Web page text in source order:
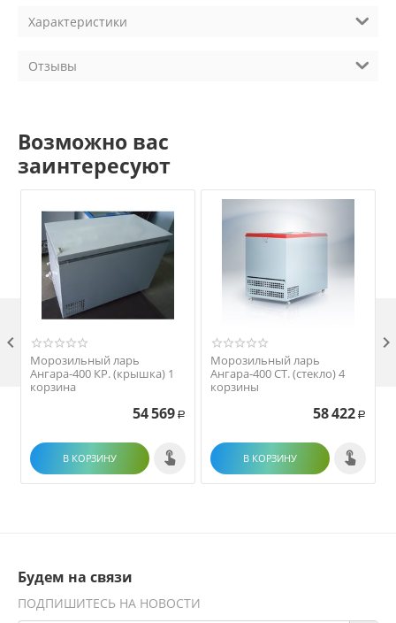
Характеристики
Отзывы
Возможно вас
заинтересуют
Морозильный ларь
Ангара-400 КР. (крышка) 1
корзина
54 569 Р
В КОРЗИНУ
Морозильный ларь
Ангара-400 СТ. (стекло) 4
корзины
58 422 Р
В КОРЗИНУ
 
Будем на связи
ПОДПИШИТЕСЬ НА НОВОСТИ